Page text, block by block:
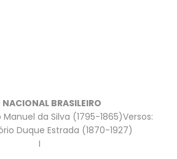
NACIONAL BRASILEIRO
da Silva (1795-1865)Versos:
Duque Estrada (1870-1927)
I